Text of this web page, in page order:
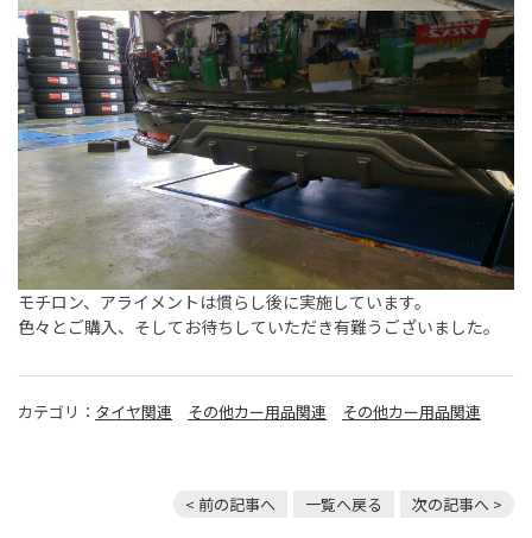
モチロン、アライメントは慣らし後に実施しています。
色々とご購入、そしてお待ちしていただき有難うございました。
カテゴリ： タイヤ関連 その他カー用品関連 その他カー用品関連
< 前の記事へ 一覧へ戻る 次の記事へ >